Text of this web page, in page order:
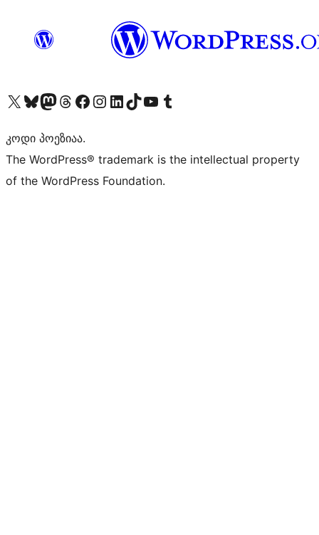
Visit our X (formerly Twitter) account
Visit our Bluesky account
Visit our Mastodon account
Visit our Threads account
Visit our Facebook page
Visit our Instagram account
Visit our LinkedIn account
Visit our TikTok account
Visit our YouTube channel
Visit our Tumblr account
კოდი პოეზიაა.
The WordPress® trademark is the intellectual property
of the WordPress Foundation.